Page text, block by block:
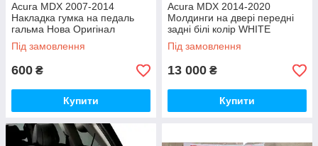
Acura MDX 2007-2014
Накладка гумка на педаль
гальма Нова Оригінал
Під замовлення
600 ₴
Купити
Acura MDX 2014-2020
Молдинги на двері передні
задні білі колір WHITE
DIAMOND PEARL Нові
Оригінал
Під замовлення
13 000 ₴
Купити